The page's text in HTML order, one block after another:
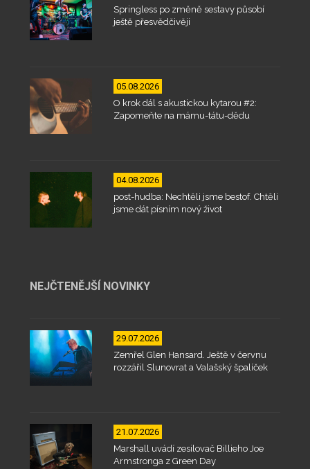
Springless po změně sestavy působí
ještě přesvědčivěji
05.08.2026
O krok dál s akustickou kytarou #2:
Zapomeňte na mámu-tátu-dědu
04.08.2026
post-hudba: Nechtěli jsme bestof. Chtěli
jsme dát písním nový život
NEJČTENĚJŠÍ NOVINKY
29.07.2026
Zemřel Glen Hansard. Ještě v červnu
rozzářil Slunovrat a Valašský špalíček
21.07.2026
Marshall uvádí zesilovač Billieho Joe
Armstronga z Green Day